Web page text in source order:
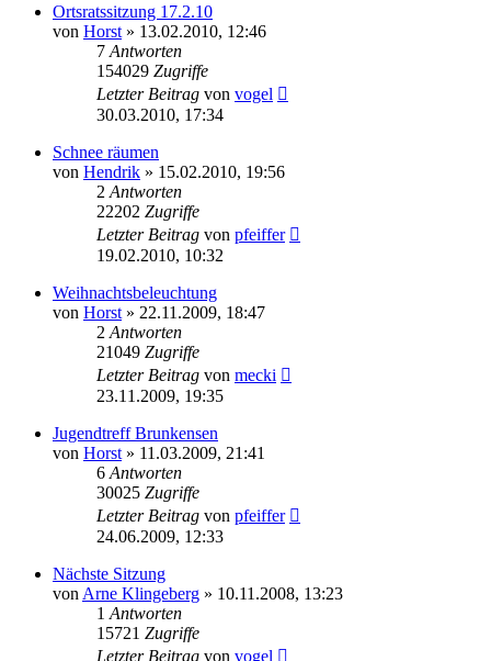
Ortsratssitzung 17.2.10
von Horst » 13.02.2010, 12:46
7 Antworten
154029 Zugriffe
Letzter Beitrag von vogel
30.03.2010, 17:34
Schnee räumen
von Hendrik » 15.02.2010, 19:56
2 Antworten
22202 Zugriffe
Letzter Beitrag von pfeiffer
19.02.2010, 10:32
Weihnachtsbeleuchtung
von Horst » 22.11.2009, 18:47
2 Antworten
21049 Zugriffe
Letzter Beitrag von mecki
23.11.2009, 19:35
Jugendtreff Brunkensen
von Horst » 11.03.2009, 21:41
6 Antworten
30025 Zugriffe
Letzter Beitrag von pfeiffer
24.06.2009, 12:33
Nächste Sitzung
von Arne Klingeberg » 10.11.2008, 13:23
1 Antworten
15721 Zugriffe
Letzter Beitrag von vogel